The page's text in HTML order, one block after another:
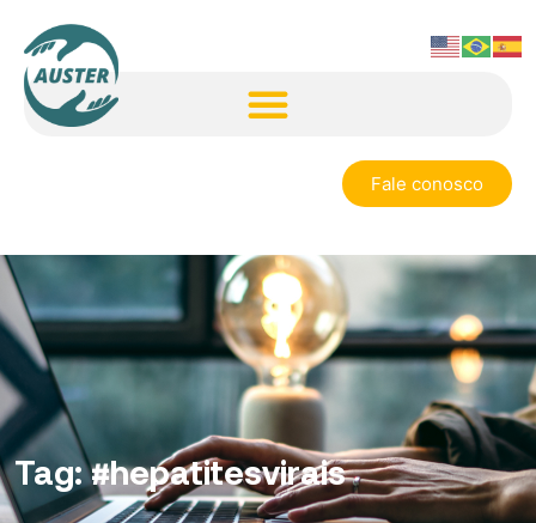
Fale conosco
Tag:#hepatitesvirais